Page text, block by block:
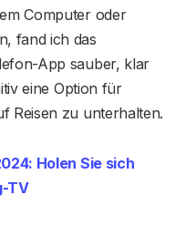
Computer oder
fand ich das
App sauber, klar
eine Option für
Reisen zu unterhalten.
Holen Sie sich
TV